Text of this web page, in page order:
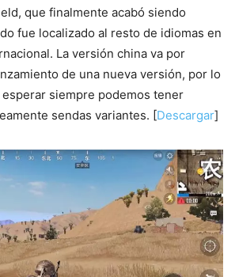
que finalmente acabó siendo
fue localizado al resto de idiomas en
La versión china va por
de una nueva versión, por lo
siempre podemos tener
sendas variantes. [Descargar]